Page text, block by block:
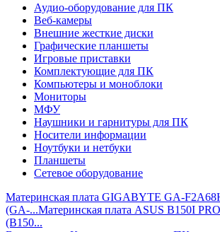
Аудио-оборудование для ПК
Веб-камеры
Внешние жесткие диски
Графические планшеты
Игровые приставки
Комплектующие для ПК
Компьютеры и моноблоки
Мониторы
МФУ
Наушники и гарнитуры для ПК
Носители информации
Ноутбуки и нетбуки
Планшеты
Сетевое оборудование
Материнская плата GIGABYTE GA-
(GA-...Материнская плата ASUS B150I
(B150...